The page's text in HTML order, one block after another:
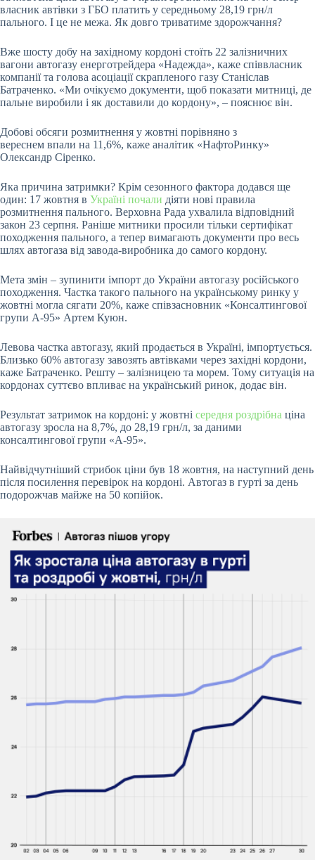
власник автівки з ГБО платить у середньому 28,19 грн/л
пального. І це не межа. Як довго триватиме здорожчання?
Вже шосту добу на західному кордоні стоїть 22 залізничних
вагони автогазу енерготрейдера «Надежда», каже співвласник
компанії та голова асоціації скрапленого газу Станіслав
Батраченко. «Ми очікуємо документи, щоб показати митниці, де
пальне виробили і як доставили до кордону», – пояснює він.
Добові обсяги розмитнення у жовтні порівняно з
вереснем впали на 11,6%, каже аналітик «НафтоРинку»
Олександр Сіренко.
Яка причина затримки? Крім сезонного фактора додався ще
один: 17 жовтня в Україні почали діяти нові правила
розмитнення пального. Верховна Рада ухвалила відповідний
закон 23 серпня. Раніше митники просили тільки сертифікат
походження пального, а тепер вимагають документи про весь
шлях автогаза від завода-виробника до самого кордону.
Мета змін – зупинити імпорт до України автогазу російського
походження. Частка такого пального на українському ринку у
жовтні могла сягати 20%, каже співзасновник «Консалтингової
групи А-95» Артем Куюн.
Левова частка автогазу, який продається в Україні, імпортується.
Близько 60% автогазу завозять автівками через західні кордони,
каже Батраченко. Решту – залізницею та морем. Тому ситуація на
кордонах суттєво впливає на український ринок, додає він.
Результат затримок на кордоні: у жовтні середня роздрібна ціна
автогазу зросла на 8,7%, до 28,19 грн/л, за даними
консалтингової групи «А-95».
Найвідчутніший стрибок ціни був 18 жовтня, на наступний день
після посилення перевірок на кордоні. Автогаз в гурті за день
подорожчав майже на 50 копійок.